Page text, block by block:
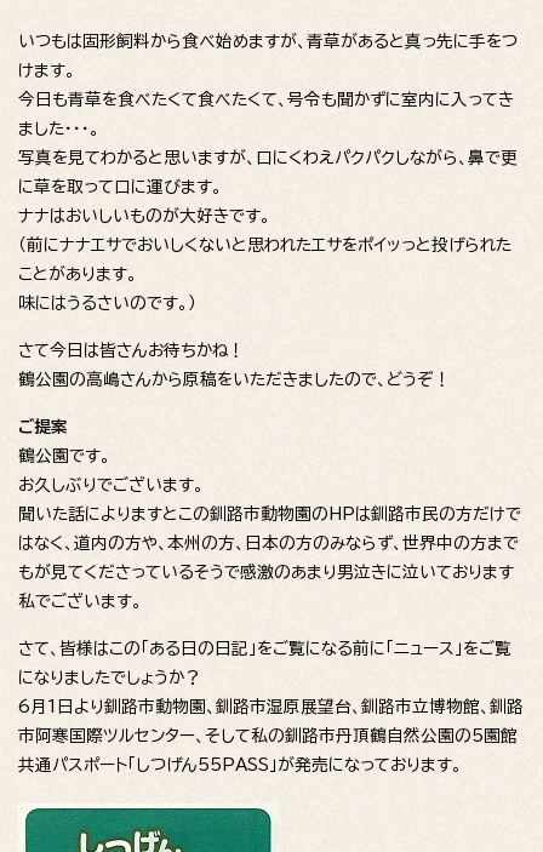
いつもは固形飼料から食べ始めますが、青草があると真っ先に手をつ
けます。
今日も青草を食べたくて食べたくて、号令も聞かずに室内に入ってき
ました・・・。
写真を見てわかると思いますが、口にくわえパクパクしながら、鼻で更
に草を取って口に運びます。
ナナはおいしいものが大好きです。
（前にナナエサでおいしくないと思われたエサをポイッっと投げられた
ことがあります。
味にはうるさいのです。）
さて今日は皆さんお待ちかね！
鶴公園の高嶋さんから原稿をいただきましたので、どうぞ！
ご提案
鶴公園です。
お久しぶりでございます。
聞いた話によりますとこの釧路市動物園のHPは釧路市民の方だけで
はなく、道内の方や、本州の方、日本の方のみならず、世界中の方まで
もが見てくださっているそうで感激のあまり男泣きに泣いております
私でございます。
さて、皆様はこの「ある日の日記」をご覧になる前に「ニュース」をご覧
になりましたでしょうか？
6月1日より釧路市動物園、釧路市湿原展望台、釧路市立博物館、釧路
市阿寒国際ツルセンター、そして私の釧路市丹頂鶴自然公園の5園館
共通パスポート「しつげん55PASS」が発売になっております。